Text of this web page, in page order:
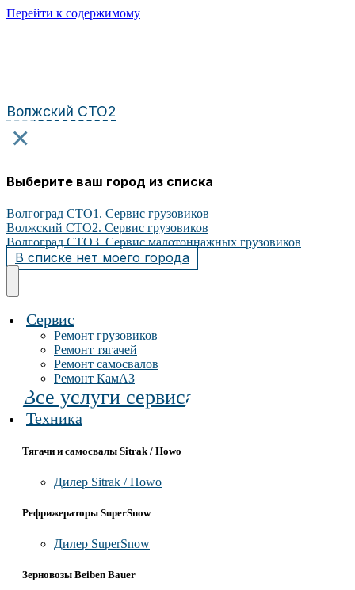
Перейти к содержимому
Волжский СТО2
×
Выберите ваш город из списка
Волгоград СТО1. Сервис грузовиков
Волжский СТО2. Сервис грузовиков
Волгоград СТО3. Сервис малотоннажных грузовиков
В списке нет моего города
Сервис
Ремонт грузовиков
Ремонт тягачей
Ремонт самосвалов
Ремонт КамАЗ
Все услуги сервиса
Техника
Тягачи и самосвалы Sitrak / Howo
Дилер Sitrak / Howo
Рефрижераторы SuperSnow
Дилер SuperSnow
Зерновозы Beiben Bauer